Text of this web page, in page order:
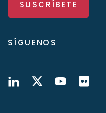
SUSCRÍBETE
SÍGUENOS